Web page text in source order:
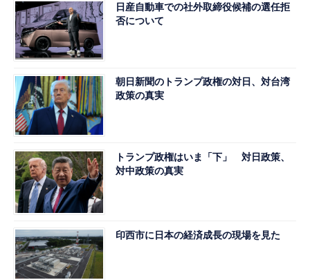
日産自動車での社外取締役候補の選任拒
否について
朝日新聞のトランプ政権の対日、対台湾
政策の真実
トランプ政権はいま「下」 対日政策、
対中政策の真実
印西市に日本の経済成長の現場を見た